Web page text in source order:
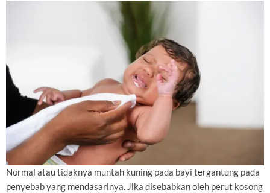
Normal atau tidaknya muntah kuning pada bayi tergantung pada
penyebab yang mendasarinya. Jika disebabkan oleh perut kosong